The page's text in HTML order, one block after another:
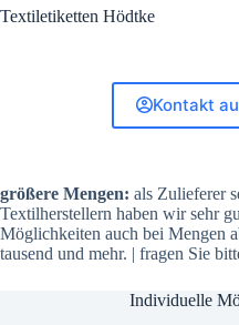
Textiletiketten Hödtke
Kontakt
größere Mengen: als Zulieferer
Textilherstellern haben wir sehr
Möglichkeiten auch bei Mengen
tausend und mehr. | fragen Sie
Individuelle